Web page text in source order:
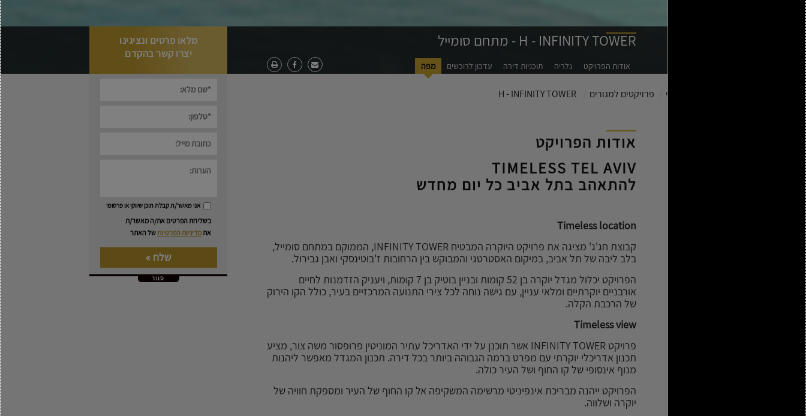
H - INFINITY TOWER - מתחם סומייל
אודות הפרויקט גלריה תוכניות דירה עדכון לרוכשים מפה
מלאו פרטים ונציגינו
יצרו קשר בהקדם
אני מאשר/ת קבלת תוכן שיווקי או פרסומי
בשליחת הפרטים את/ה מאשר/ת
אתמדיניות הפרטיותשל האתר
סגור
ראשי פרויקטים למגורים
אודות הפרויקט
TIMELESS TEL AVIV
להתאהב בתל אביב כל יום מחדש
Timeless location
קבוצת חג'ג' מציגה את פרויקט היוקרה המבטיח INFINITY TOWER, הממוקם במתחם סומייל,
בלב ליבה של תל אביב, במיקום האסטרטגי והמבוקש בין הרחובות ז'בוטינסקי ואבן גבירול.
הפרויקט יכלול מגדל יוקרה בן 52 קומות ובניין בוטיק בן 7 קומות, ויעניק הזדמנות לחיים
אורבניים יוקרתיים ומלאי עניין, עם גישה נוחה לכל צירי התנועה המרכזיים בעיר, כולל הקו הירוק
של הרכבת הקלה.
Timeless view
פרויקט INFINITY TOWER אשר תוכנן על ידי האדריכל עתיר המוניטין פרופסור משה צור, מציע
תכנון אדריכלי יוקרתי עם מפרט ברמה הגבוהה ביותר בכל דירה. תכנון המגדל מאפשר ליהנות
מנוף אינסופי של קו החוף ושל העיר כולה.
הפרויקט ייהנה מבריכת אינפיניטי מרשימה המשקיפה אל קו החוף של העיר ומספקת חוויה של
יוקרה ושלווה.